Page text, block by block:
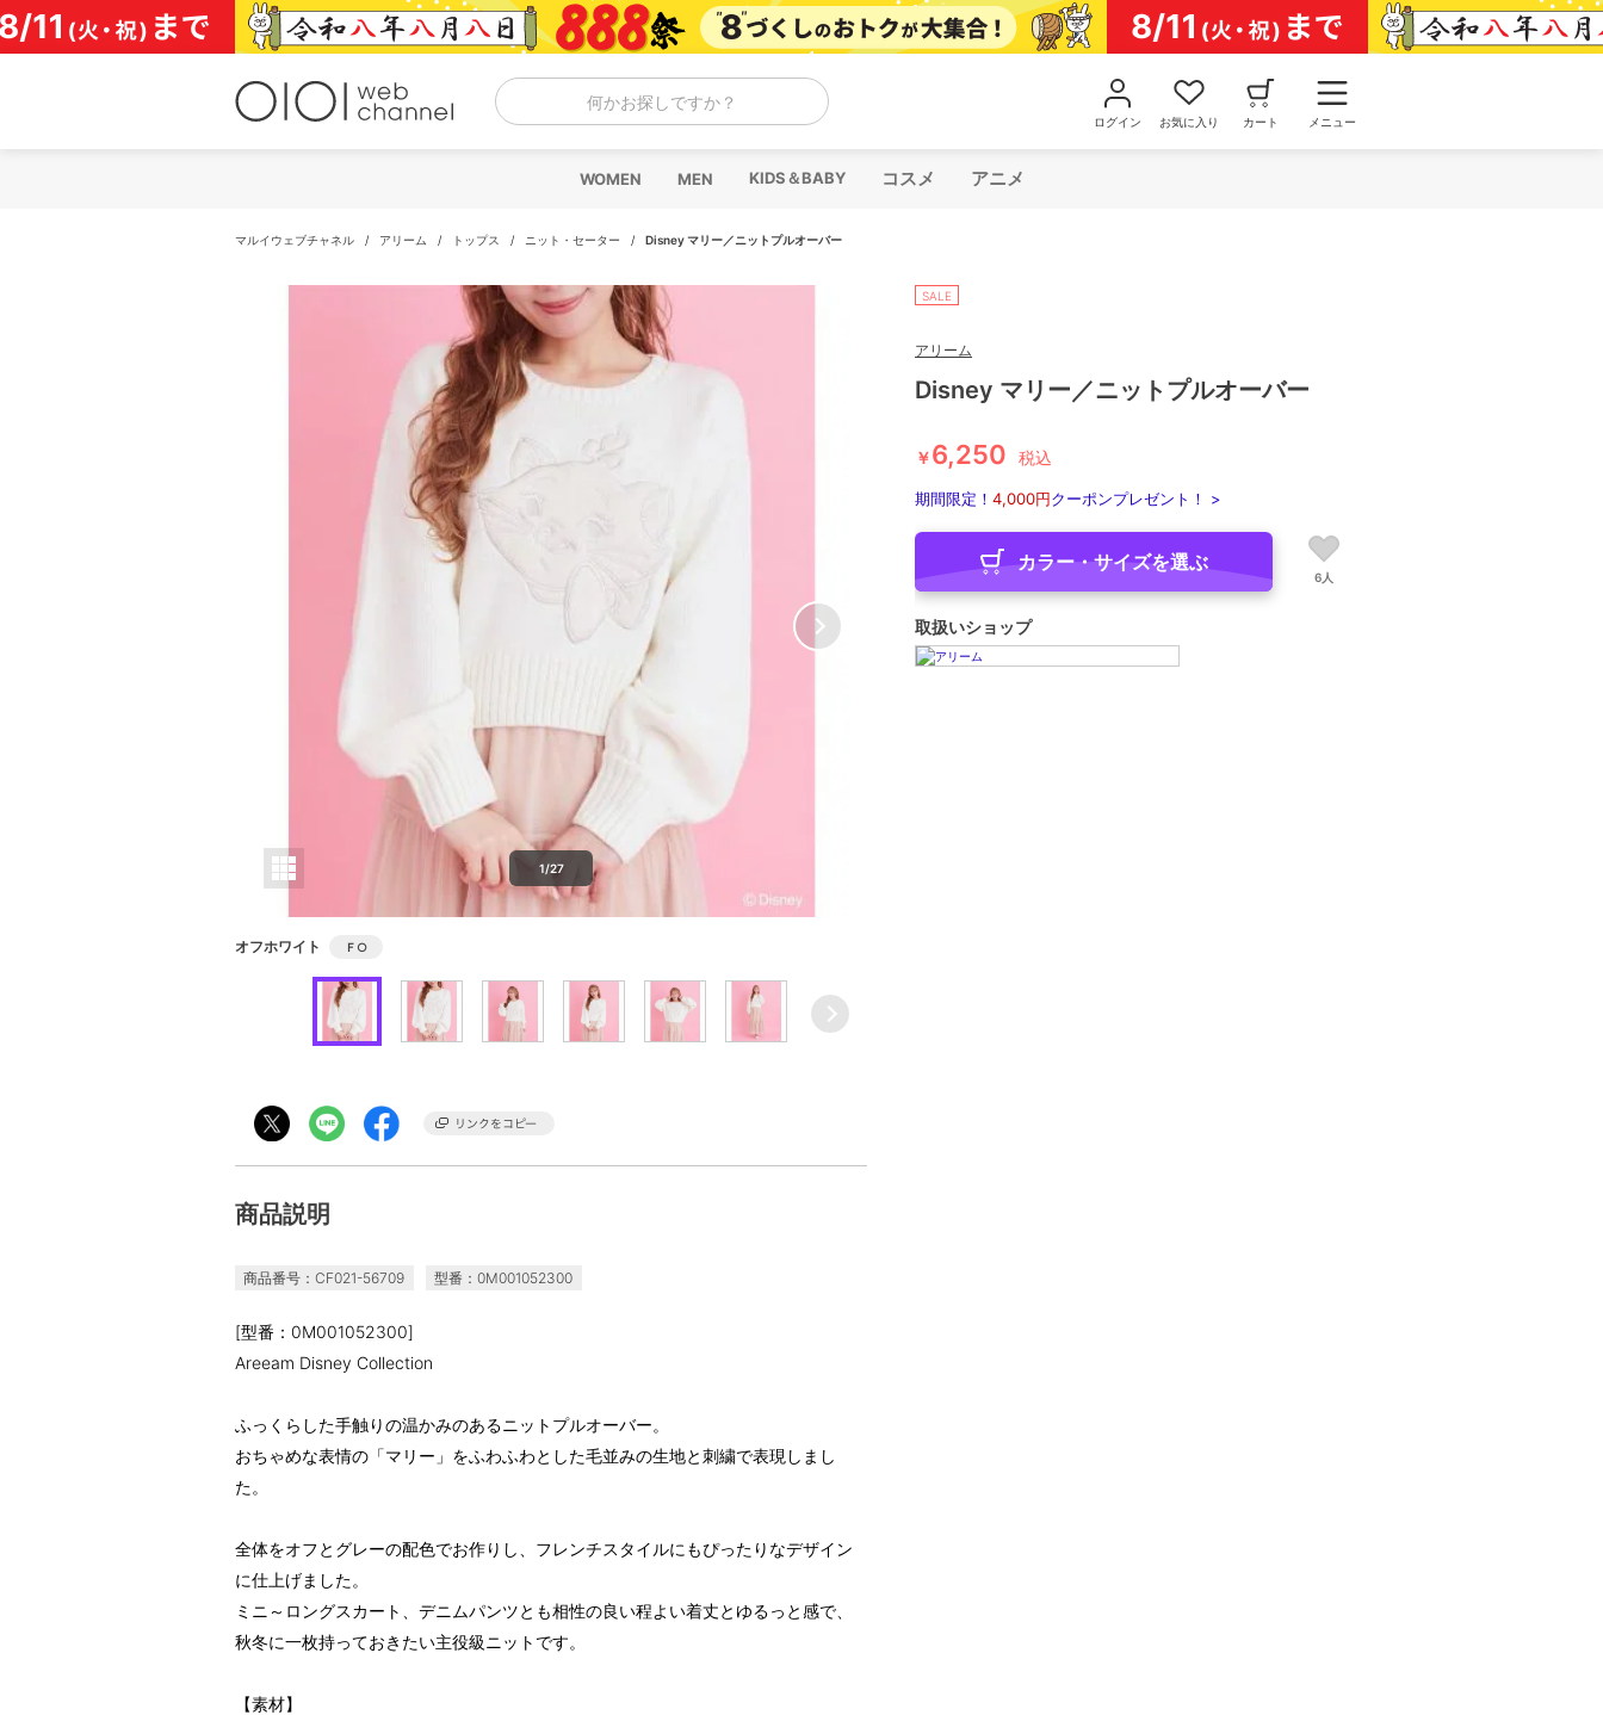
コ
ン
テ
何かお探しですか？
ログイン お気に入り カート メニュー
WOMEN MEN KIDS＆BABY コスメ アニメ
マルイウェブチャネル / アリーム / トップス / ニット・セーター / Disney マリー／ニットプルオーバー
1/27
オフホワイト Ｆ○
商品説明
商品番号：CF021-56709 型番：0M001052300
[型番：0M001052300]
Areeam Disney Collection
ふっくらした手触りの温かみのあるニットプルオーバー。
おちゃめな表情の「マリー」をふわふわとした毛並みの生地と刺繍で表現しまし
た。
全体をオフとグレーの配色でお作りし、フレンチスタイルにもぴったりなデザイン
に仕上げました。
ミニ～ロングスカート、デニムパンツとも相性の良い程よい着丈とゆるっと感で、
秋冬に一枚持っておきたい主役級ニットです。
【素材】
SALE
アリーム
Disney マリー／ニットプルオーバー
￥6,250 税込
期間限定！ 4,000円クーポンプレゼント！ >
カラー・サイズを選ぶ
6人
取扱いショップ